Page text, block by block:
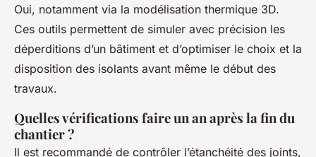
Oui, notamment via la modélisation thermique 3D.
Ces outils permettent de simuler avec précision les
déperditions d’un bâtiment et d’optimiser le choix et la
disposition des isolants avant même le début des
travaux.
Quelles vérifications faire un an après la fin du
chantier ?
Il est recommandé de contrôler l’étanchéité des joints,